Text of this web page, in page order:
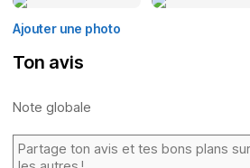
Ajouter une photo
Ton avis
Note globale